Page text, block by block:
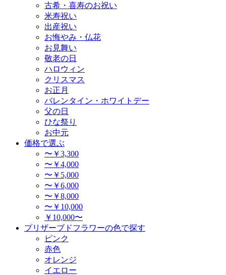
古希・喜寿のお祝い
米寿祝い
出産祝い
お悔やみ・仏花
お見舞い
敬老の日
ハロウィン
クリスマス
お正月
バレンタイン・ホワイトデー
父の日
ひな祭り
お中元
価格で選ぶ
〜￥3,300
〜￥4,000
〜￥5,000
〜￥6,000
〜￥8,000
〜￥10,000
￥10,000〜
プリザーブドフラワーの色で探す
ピンク
赤色
オレンジ
イエロー